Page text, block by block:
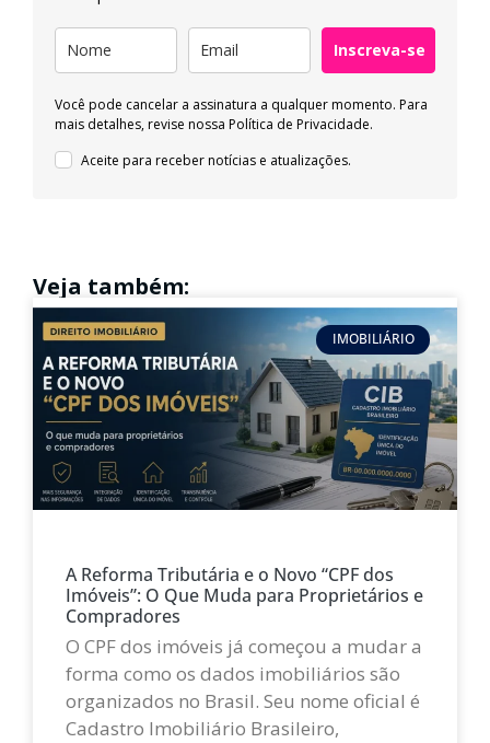
Inscreva-se
Você pode cancelar a assinatura a qualquer momento. Para
mais detalhes, revise nossa Política de Privacidade.
Aceite para receber notícias e atualizações.
Veja também:
IMOBILIÁRIO
A Reforma Tributária e o Novo “CPF dos
Imóveis”: O Que Muda para Proprietários e
Compradores
O CPF dos imóveis já começou a mudar a
forma como os dados imobiliários são
organizados no Brasil. Seu nome oficial é
Cadastro Imobiliário Brasileiro,